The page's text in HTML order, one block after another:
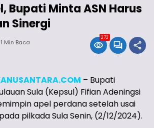
Bupati Minta ASN Harus
Sinergi
1 Min Baca
272
– Bupati
Sula (Kepsul) Fifian Adeningsi
apel perdana setelah usai
pilkada Sula Senin, (2/12/2024).